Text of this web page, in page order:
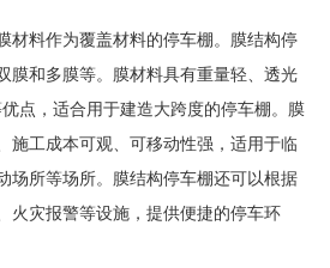
材料作为覆盖材料的停车棚。膜结构停
膜和多膜等。膜材料具有重量轻、透光
点，适合用于建造大跨度的停车棚。膜
施工成本可观、可移动性强，适用于临
场所等场所。膜结构停车棚还可以根据
火灾报警等设施，提供便捷的停车环